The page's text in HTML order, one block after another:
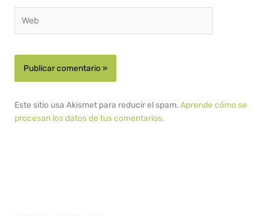
Este sitio usa Akismet para reducir el spam.Aprende cómo se
procesan los datos de tus comentarios.